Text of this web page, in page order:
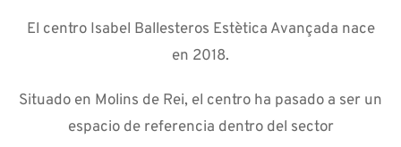
El centro Isabel Ballesteros Estètica Avançada nace
en 2018.
Situado en Molins de Rei, el centro ha pasado a ser un
espacio de referencia dentro del sector